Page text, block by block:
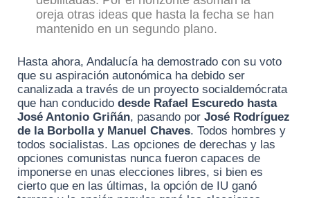
oreja otras ideas que hasta la fecha se han
mantenido en un segundo plano.
Hasta ahora, Andalucía ha demostrado con su voto
que su aspiración autonómica ha debido ser
canalizada a través de un proyecto socialdemócrata
que han conducido desde Rafael Escuredo hasta
José Antonio Griñán, pasando por José Rodríguez
de la Borbolla y Manuel Chaves. Todos hombres y
todos socialistas. Las opciones de derechas y las
opciones comunistas nunca fueron capaces de
imponerse en unas elecciones libres, si bien es
cierto que en las últimas, la opción de IU ganó